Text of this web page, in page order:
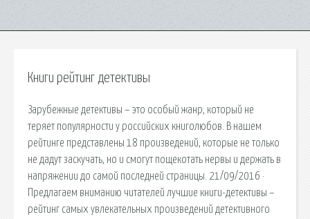
Книги рейтинг детективы
Зарубежные детективы – это особый жанр, который не
теряет популярности у российских книголюбов. В нашем
рейтинге представлены 18 произведений, которые не только
не дадут заскучать, но и смогут пощекотать нервы и держать в
напряжении до самой последней страницы. 21/09/2016 ·
Предлагаем вниманию читателей лучшие книги-детективы –
рейтинг самых увлекательных произведений детективного